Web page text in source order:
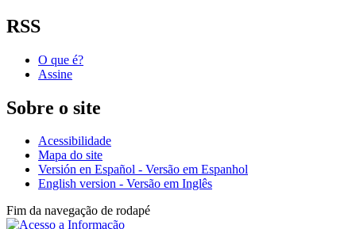
RSS
O que é?
Assine
Sobre o site
Acessibilidade
Mapa do site
Versión en Español - Versão em Espanhol
English version - Versão em Inglês
Fim da navegação de rodapé